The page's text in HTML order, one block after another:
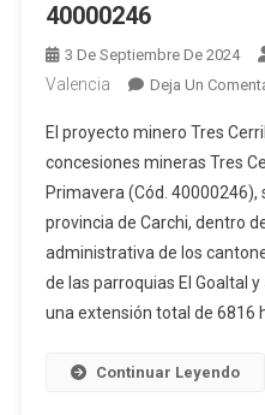
40000246
3 De Septiembre De 2024
Valencia
Deja Un
El proyecto minero Tres
concesiones mineras Tres
Primavera (Cód.
provincia de Carchi, dentro
administrativa de los
de las parroquias El Goaltal
una extensión total de 6816
Continuar Leyendo